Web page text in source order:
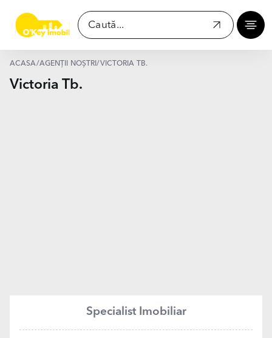
ACASĂ/AGENȚII NOȘTRI/VICTORIA TB.
Victoria Tb.
Specialist Imobiliar